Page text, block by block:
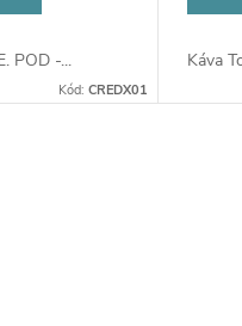
POD -...
Kód:CREDX01
Káva